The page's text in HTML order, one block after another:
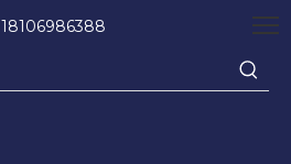
18106986388